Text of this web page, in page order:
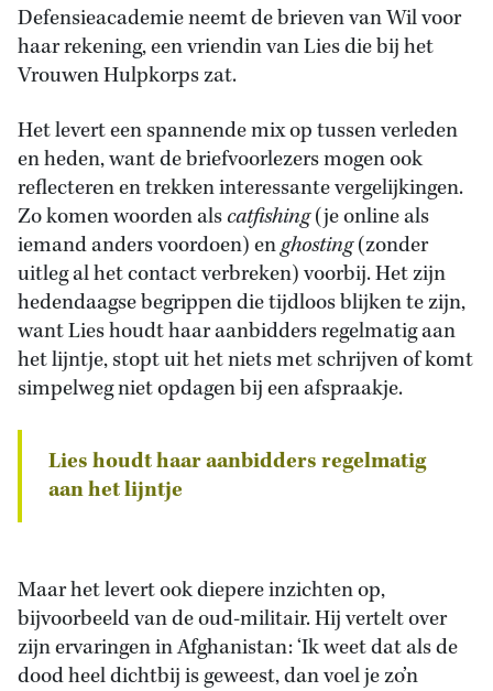
Defensieacademie neemt de brieven van Wil voor
haar rekening, een vriendin van Lies die bij het
Vrouwen Hulpkorps zat.
Het levert een spannende mix op tussen verleden
en heden, want de briefvoorlezers mogen ook
reflecteren en trekken interessante vergelijkingen.
Zo komen woorden alscatfishing(je online als
iemand anders voordoen) enghosting(zonder
uitleg al het contact verbreken) voorbij. Het zijn
hedendaagse begrippen die tijdloos blijken te zijn,
want Lies houdt haar aanbidders regelmatig aan
het lijntje, stopt uit het niets met schrijven of komt
simpelweg niet opdagen bij een afspraakje.
Lies houdt haar aanbidders regelmatig
aan het lijntje
Maar het levert ook diepere inzichten op,
bijvoorbeeld van de oud-militair. Hij vertelt over
zijn ervaringen in Afghanistan: ‘Ik weet dat als de
dood heel dichtbij is geweest, dan voel je zo’n